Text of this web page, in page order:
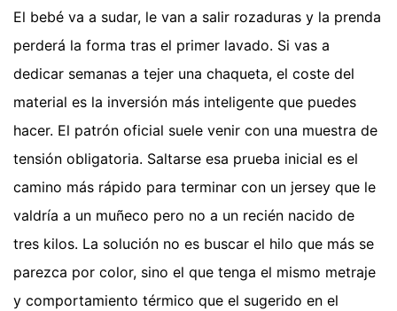
El bebé va a sudar, le van a salir rozaduras y la prenda
perderá la forma tras el primer lavado. Si vas a
dedicar semanas a tejer una chaqueta, el coste del
material es la inversión más inteligente que puedes
hacer. El patrón oficial suele venir con una muestra de
tensión obligatoria. Saltarse esa prueba inicial es el
camino más rápido para terminar con un jersey que le
valdría a un muñeco pero no a un recién nacido de
tres kilos. La solución no es buscar el hilo que más se
parezca por color, sino el que tenga el mismo metraje
y comportamiento térmico que el sugerido en el